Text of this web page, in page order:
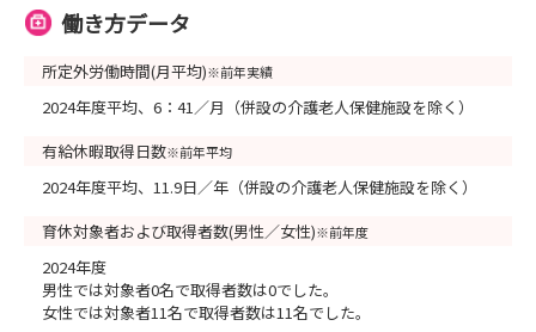
働き方データ
所定外労働時間(月平均)※前年実績
2024年度平均、6：41／月（併設の介護老人保健施設を除く）
有給休暇取得日数※前年平均
2024年度平均、11.9日／年（併設の介護老人保健施設を除く）
育休対象者および取得者数(男性／女性)※前年度
2024年度
男性では対象者0名で取得者数は0でした。
女性では対象者11名で取得者数は11名でした。